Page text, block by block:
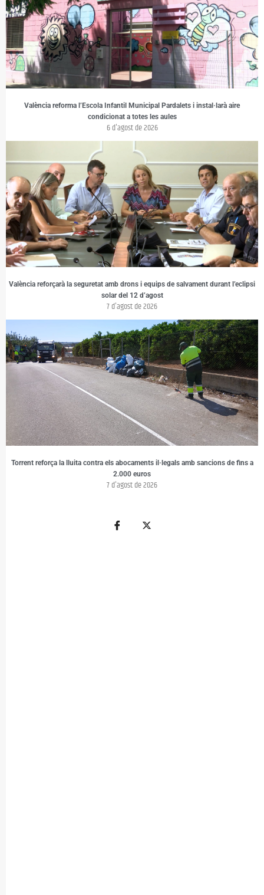
València reforma l’Escola Infantil Municipal Pardalets i instal·larà aire
condicionat a totes les aules
6 d'agost de 2026
València reforçarà la seguretat amb drons i equips de salvament durant l’eclipsi
solar del 12 d’agost
7 d'agost de 2026
Torrent reforça la lluita contra els abocaments il·legals amb sancions de fins a
2.000 euros
7 d'agost de 2026